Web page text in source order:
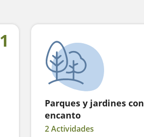
1
Parques y jardines con
encanto
2 Actividades